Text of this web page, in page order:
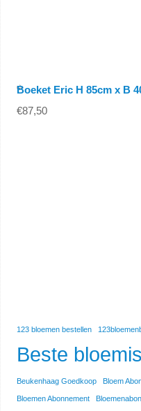
Boeket Eric H 85cm x B
€87,50
123 bloemen bestellen
Beste
Beukenhaag Goedkoop Bloem
Bloemen Abonnement